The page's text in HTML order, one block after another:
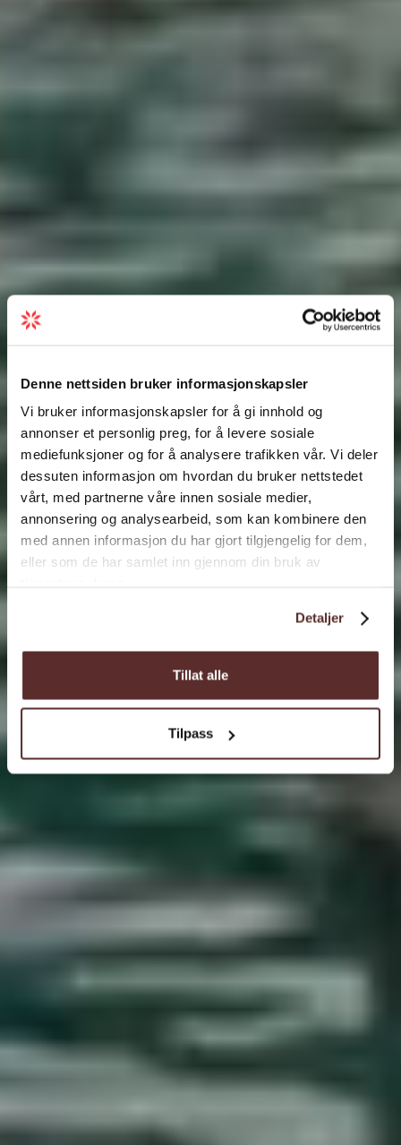
Denne nettsiden bruker informasjonskapsler
Vi bruker informasjonskapsler for å gi innhold og
annonser et personlig preg, for å levere sosiale
mediefunksjoner og for å analysere trafikken vår. Vi deler
dessuten informasjon om hvordan du bruker nettstedet
vårt, med partnerne våre innen sosiale medier,
annonsering og analysearbeid, som kan kombinere den
med annen informasjon du har gjort tilgjengelig for dem,
eller som de har samlet inn gjennom din bruk av
Detaljer
Tillat alle
Tilpass